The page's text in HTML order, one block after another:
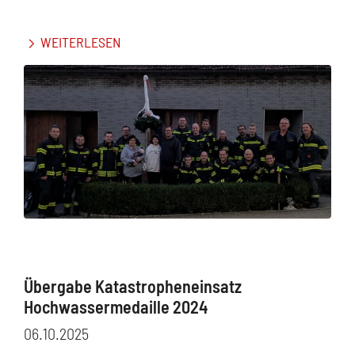
WEITERLESEN
Übergabe Katastropheneinsatz
Hochwassermedaille 2024
06.10.2025